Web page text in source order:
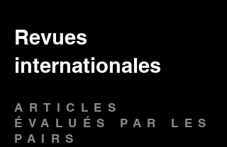
Revues
internationales
ARTICLES
ÉVALUÉS PAR LES
PAIRS